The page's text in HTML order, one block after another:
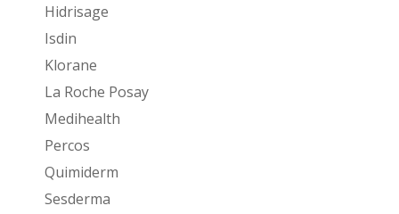
Hidrisage
Isdin
Klorane
La Roche Posay
Medihealth
Percos
Quimiderm
Sesderma